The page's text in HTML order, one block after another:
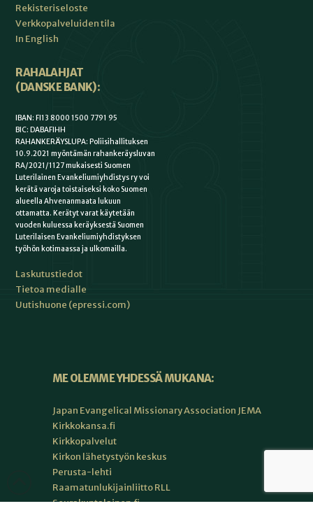
Rekisteriseloste
Verkkopalveluiden tila
In English
RAHALAHJAT
(DANSKE BANK):
IBAN: FI13 8000 1500 7791 95
BIC: DABAFIHH
RAHANKERÄYSLUPA: Poliisihallituksen
10.9.2021 myöntämän rahankeräysluvan
RA/2021/1127 mukaisesti Suomen
Luterilainen Evankeliumiyhdistys ry voi
kerätä varoja toistaiseksi koko Suomen
alueella Ahvenanmaata lukuun
ottamatta. Kerätyt varat käytetään
vuoden kuluessa keräyksestä Suomen
Luterilaisen Evankeliumiyhdistyksen
työhön kotimaassa ja ulkomailla.
Laskutustiedot
Tietoa medialle
Uutishuone (epressi.com)
ME OLEMME YHDESSÄ MUKANA:
Japan Evangelical Missionary Association JEMA
Kirkkokansa.fi
Kirkkopalvelut
Kirkon lähetystyön keskus
Perusta-lehti
Raamatunlukijainliitto RLL
Seurakuntalainen.fi